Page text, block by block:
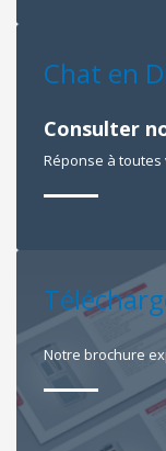
Chat en
Consulter
Réponse à
Notre brochure